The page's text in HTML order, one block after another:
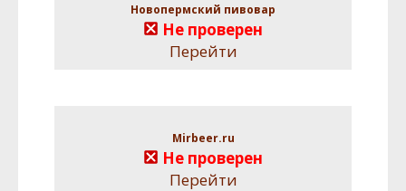
Новопермский пивовар
Не проверен
Перейти
Mirbeer.ru
Не проверен
Перейти